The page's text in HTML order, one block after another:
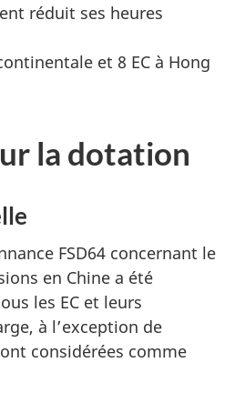
réduit ses heures
et 8 EC à Hong
la dotation
FSD64 concernant le
en Chine a été
les EC et leurs
à l’exception de
considérées comme